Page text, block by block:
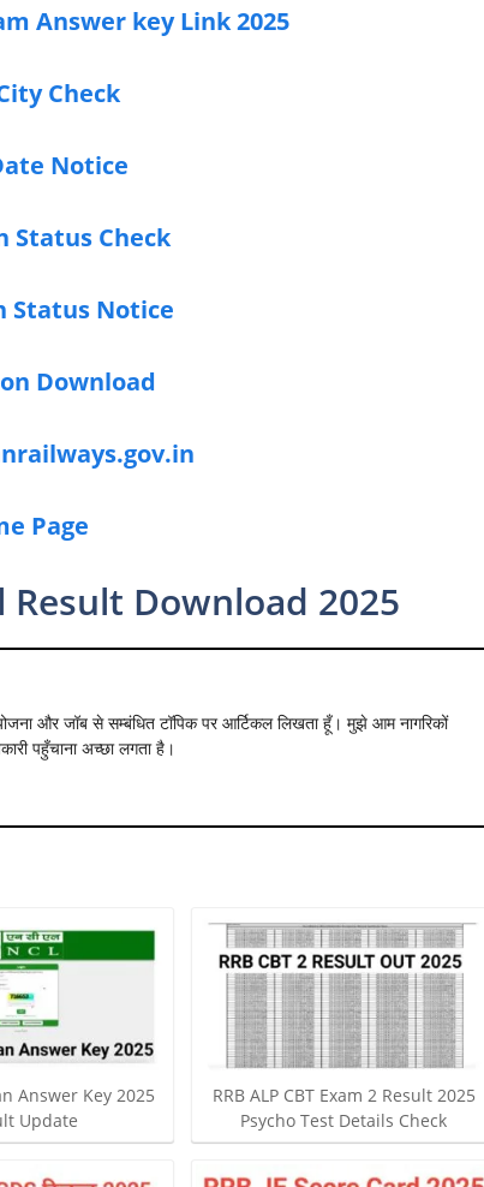
Answer key Link 2025
Check
Notice
Status Check
Status Notice
Download
Page
Result Download 2025
और जॉब से सम्बंधित टॉपिक पर आर्टिकल लिखता हूँ। मुझे आम नागरिकों
पहुँचाना अच्छा लगता है।
Answer Key 2025
Update
RRB ALP CBT Exam 2 Result 2025
Psycho Test Details Check